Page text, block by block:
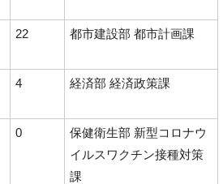
22 都市建設部 都市計画課
4 経済部 経済政策課
0
保健衛生部 新型コロナウ
イルスワクチン接種対策
課